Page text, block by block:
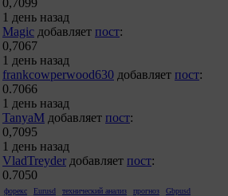
0,7099
1 день назад
Magic добавляет пост:
0,7067
1 день назад
frankcowperwood630 добавляет пост:
0.7066
1 день назад
TanyaM добавляет пост:
0,7095
1 день назад
VladTreyder добавляет пост:
0.7050
форекс Eurusd технический анализ прогноз
Gbpusd